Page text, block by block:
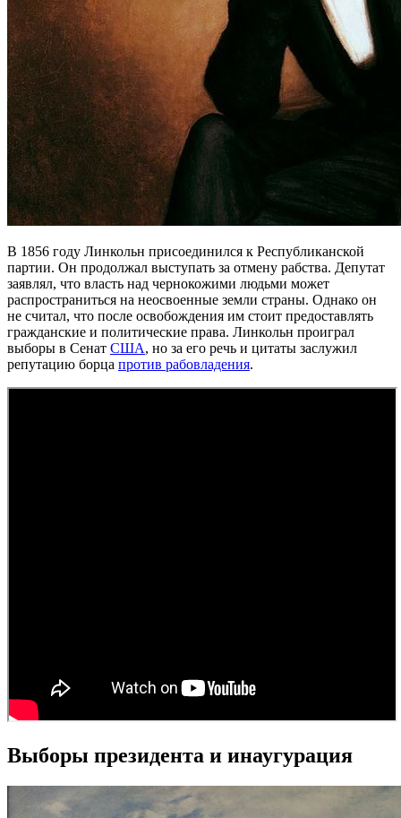
В 1856 году Линкольн присоединился к Республиканской
партии. Он продолжал выступать за отмену рабства. Депутат
заявлял, что власть над чернокожими людьми может
распространиться на неосвоенные земли страны. Однако он
не считал, что после освобождения им стоит предоставлять
гражданские и политические права. Линкольн проиграл
выборы в Сенат США, но за его речь и цитаты заслужил
репутацию борца против рабовладения.
Выборы президента и инаугурация